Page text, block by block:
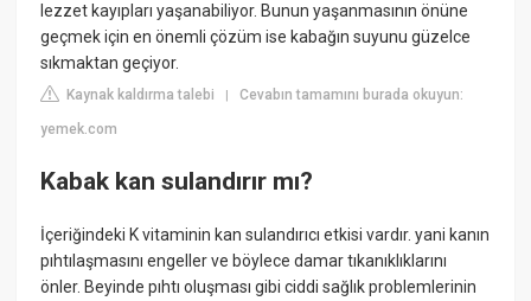
lezzet kayıpları yaşanabiliyor. Bunun yaşanmasının önüne
geçmek için en önemli çözüm ise kabağın suyunu güzelce
sıkmaktan geçiyor.
Kaynak kaldırma talebi |Cevabın tamamını burada okuyun:
yemek.com
Kabak kan sulandırır mı?
İçeriğindeki K vitaminin kan sulandırıcı etkisi vardır. yani kanın
pıhtılaşmasını engeller ve böylece damar tıkanıklıklarını
önler. Beyinde pıhtı oluşması gibi ciddi sağlık problemlerinin